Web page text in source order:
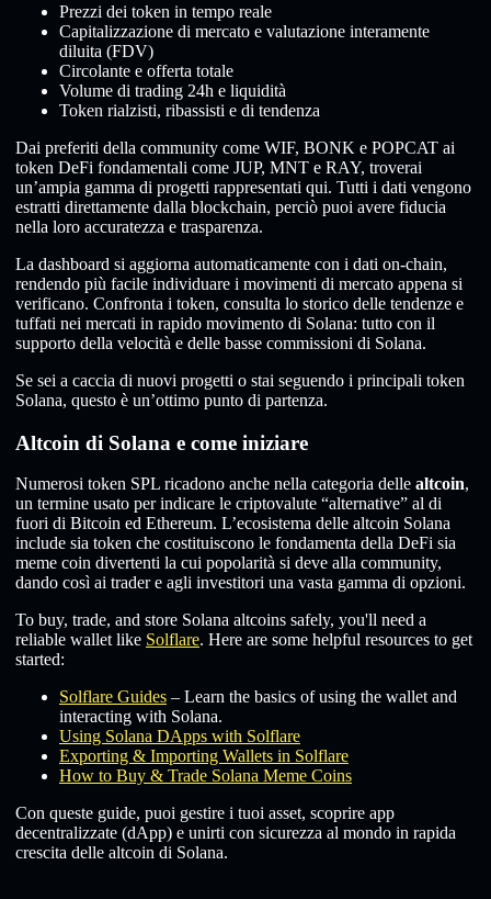
Prezzi dei token in tempo reale
Capitalizzazione di mercato e valutazione interamente
diluita (FDV)
Circolante e offerta totale
Volume di trading 24h e liquidità
Token rialzisti, ribassisti e di tendenza
Dai preferiti della community come WIF, BONK e POPCAT ai
token DeFi fondamentali come JUP, MNT e RAY, troverai
un’ampia gamma di progetti rappresentati qui. Tutti i dati vengono
estratti direttamente dalla blockchain, perciò puoi avere fiducia
nella loro accuratezza e trasparenza.
La dashboard si aggiorna automaticamente con i dati on-chain,
rendendo più facile individuare i movimenti di mercato appena si
verificano. Confronta i token, consulta lo storico delle tendenze e
tuffati nei mercati in rapido movimento di Solana: tutto con il
supporto della velocità e delle basse commissioni di Solana.
Se sei a caccia di nuovi progetti o stai seguendo i principali token
Solana, questo è un’ottimo punto di partenza.
Altcoin di Solana e come iniziare
Numerosi token SPL ricadono anche nella categoria delle altcoin,
un termine usato per indicare le criptovalute “alternative” al di
fuori di Bitcoin ed Ethereum. L’ecosistema delle altcoin Solana
include sia token che costituiscono le fondamenta della DeFi sia
meme coin divertenti la cui popolarità si deve alla community,
dando così ai trader e agli investitori una vasta gamma di opzioni.
To buy, trade, and store Solana altcoins safely, you'll need a
reliable wallet like Solflare. Here are some helpful resources to get
started:
Solflare Guides – Learn the basics of using the wallet and
interacting with Solana.
Using Solana DApps with Solflare
Exporting & Importing Wallets in Solflare
How to Buy & Trade Solana Meme Coins
Con queste guide, puoi gestire i tuoi asset, scoprire app
decentralizzate (dApp) e unirti con sicurezza al mondo in rapida
crescita delle altcoin di Solana.